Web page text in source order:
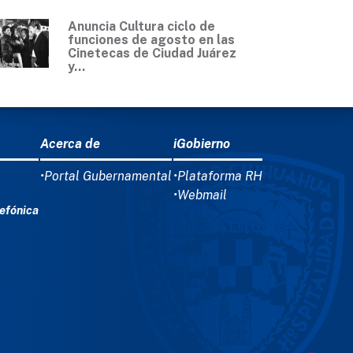
Anuncia Cultura ciclo de
funciones de agosto en las
Cinetecas de Ciudad Juárez
y...
Acerca de
•Portal Gubernamental
iGobierno
•Plataforma RH
•Webmail